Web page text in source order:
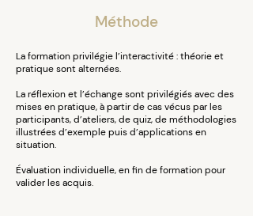
Méthode
La formation privilégie l’interactivité : théorie et
pratique sont alternées.
La réflexion et l’échange sont privilégiés avec des
mises en pratique, à partir de cas vécus par les
participants, d’ateliers, de quiz, de méthodologies
illustrées d’exemple puis d’applications en
situation.
Évaluation individuelle, en fin de formation pour
valider les acquis.